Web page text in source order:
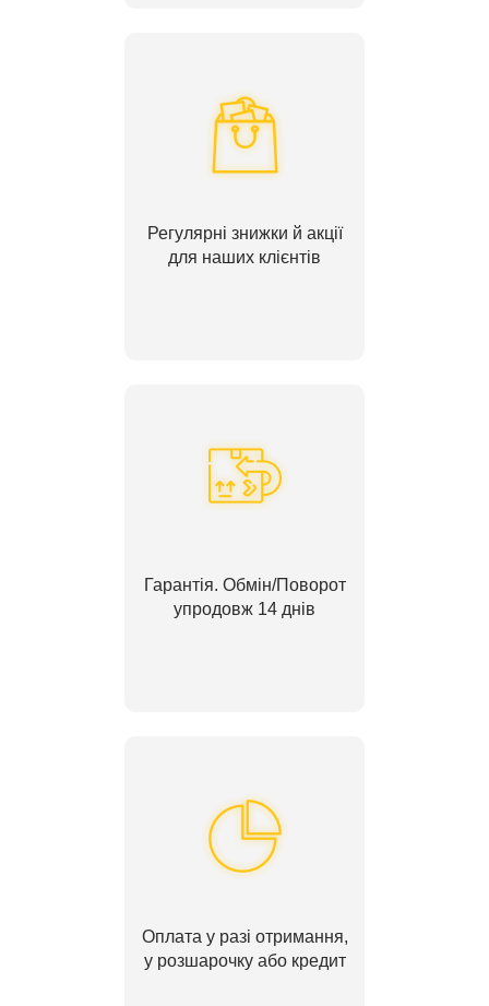
Регулярні знижки й акції
для наших клієнтів
Гарантія. Обмін/Поворот
упродовж 14 днів
Оплата у разі отримання,
у розшарочку або кредит